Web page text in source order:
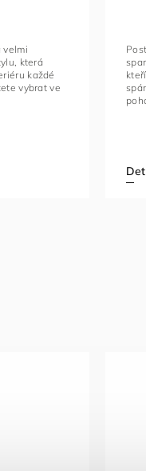
velmi
která
každé
vybrat ve